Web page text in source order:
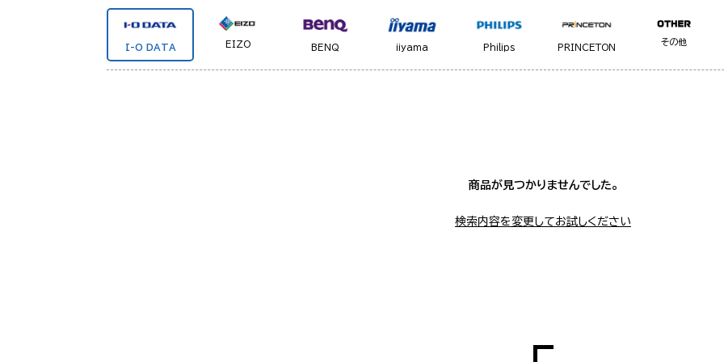
I-O DATA EIZO BENQ iiyama Philips PRINCETON
その他
商品が見つかりませんでした。
検索内容を変更してお試しください